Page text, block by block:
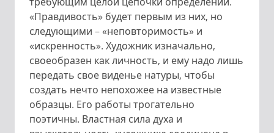
«Правдивость» будет первым из них, но
следующими – «неповторимость» и
«искренность». Художник изначально,
своеобразен как личность, и ему надо лишь
передать свое виденье натуры, чтобы
создать нечто непохожее на известные
образцы. Его работы трогательно
поэтичны. Властная сила духа и